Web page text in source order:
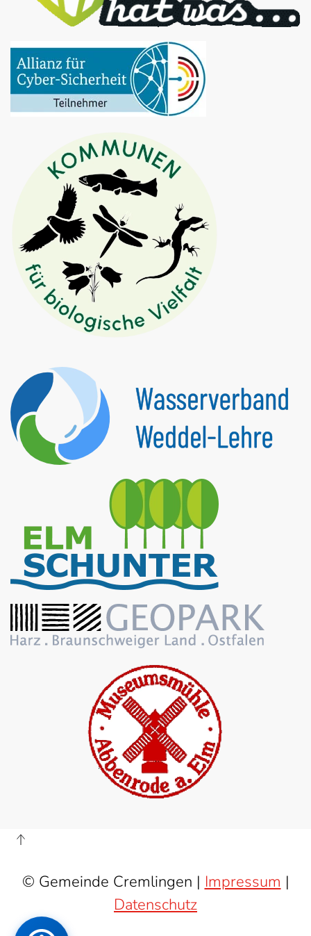
© Gemeinde Cremlingen | Impressum |
Datenschutz